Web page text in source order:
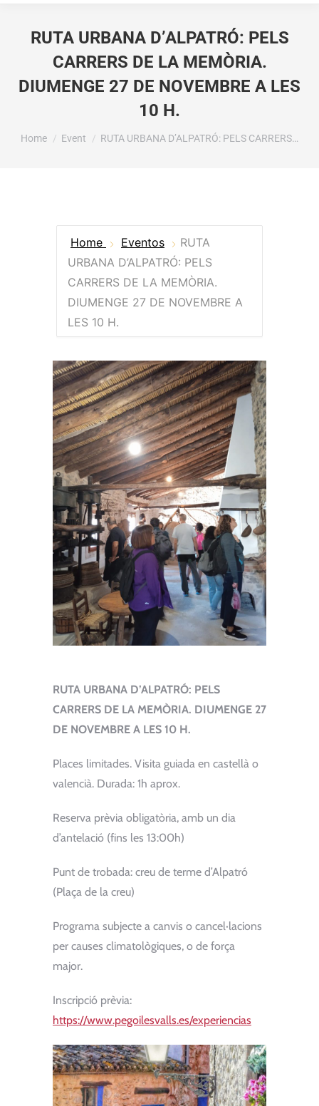
RUTA URBANA D’ALPATRÓ: PELS
CARRERS DE LA MEMÒRIA.
DIUMENGE 27 DE NOVEMBRE A LES
10 H.
You are here:
Home Event RUTA URBANA D’ALPATRÓ: PELS CARRERS…
Home Eventos
RUTA
URBANA D’ALPATRÓ: PELS
CARRERS DE LA MEMÒRIA.
DIUMENGE 27 DE NOVEMBRE A
LES 10 H.
RUTA URBANA D’ALPATRÓ: PELS
CARRERS DE LA MEMÒRIA. DIUMENGE 27
DE NOVEMBRE A LES 10 H.
Places limitades. Visita guiada en castellà o
valencià. Durada: 1h aprox.
Reserva prèvia obligatòria, amb un dia
d’antelació (fins les 13:00h)
Punt de trobada: creu de terme d’Alpatró
(Plaça de la creu)
Programa subjecte a canvis o cancel·lacions
per causes climatològiques, o de força
major.
Inscripció prèvia:
https://www.pegoilesvalls.es/experiencias